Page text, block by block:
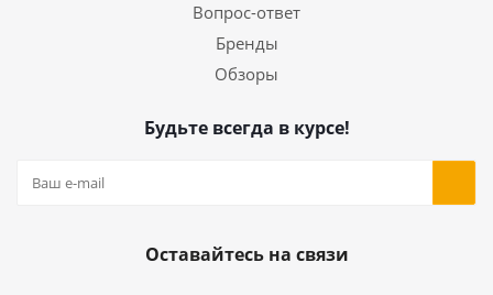
Вопрос-ответ
Бренды
Обзоры
Будьте всегда в курсе!
Оставайтесь на связи